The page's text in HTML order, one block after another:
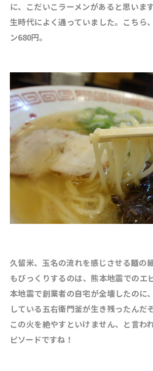
に、こだいこラーメンがあると思いま
生時代によく通っていました。 こちら
ン680円。
久留米、玉名の流れを感じさせる麺の
もびっくりするのは、熊本地震でのエ
本地震で創業者の自宅が全壊したのに
している五右衛門釜が生き残ったんだ
この火を絶やすといけません、と言わ
ピソードですね！